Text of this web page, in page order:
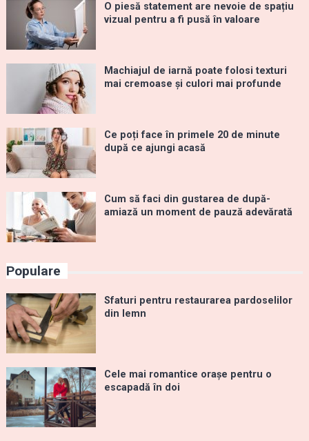
O piesă statement are nevoie de spațiu
vizual pentru a fi pusă în valoare
Machiajul de iarnă poate folosi texturi
mai cremoase și culori mai profunde
Ce poți face în primele 20 de minute
după ce ajungi acasă
Cum să faci din gustarea de după-
amiază un moment de pauză adevărată
Populare
Sfaturi pentru restaurarea pardoselilor
din lemn
Cele mai romantice orașe pentru o
escapadă în doi